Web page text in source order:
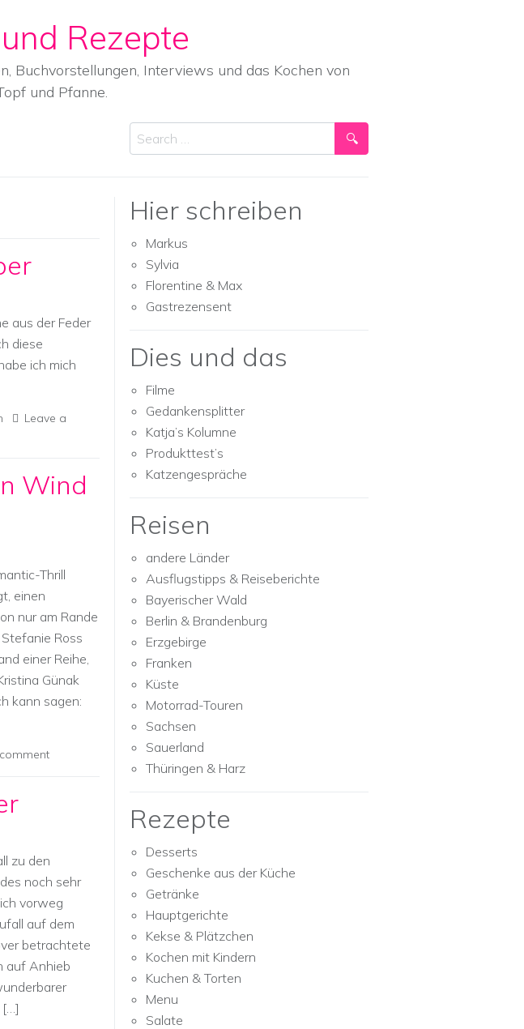
Rezepte
Buchvorstellungen, Interviews und das Kochen von
und Pfanne.
Search
aus der Feder
diese
ich mich
Leave a
Wind
Thrill
einen
nur am Rande
Ross
einer Reihe,
Günak
kann sagen:
zu den
noch sehr
vorweg
auf dem
betrachtete
auf Anhieb
[…]
Hier schreiben
Markus
Sylvia
Florentine & Max
Gastrezensent
Dies und das
Filme
Gedankensplitter
Katja’s Kolumne
Produkttest’s
Katzengespräche
Reisen
andere Länder
Ausflugstipps & Reiseberichte
Bayerischer Wald
Berlin & Brandenburg
Erzgebirge
Franken
Küste
Motorrad-Touren
Sachsen
Sauerland
Thüringen & Harz
Rezepte
Desserts
Geschenke aus der Küche
Getränke
Hauptgerichte
Kekse & Plätzchen
Kochen mit Kindern
Kuchen & Torten
Menu
Salate